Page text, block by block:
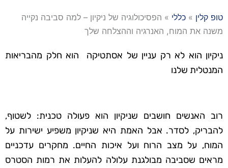
טופ קלין » כללי » הפסיכולוגיה של ניקיון – למה סביבה נקייה
משנה את המוח, האנרגיה וההצלחה שלך
ניקיון הוא לא רק עניין של אסתטיקה הוא חלק מהבריאות
המנטלית שלנו
רוב האנשים חושבים שניקיון הוא פעולה טכנית: לשטוף,
להבריק, לסדר. אבל האמת היא שניקיון משפיע ישירות על
המוח, על מצב הרוח ועל איכות החיים. מחקרים עדכניים
מראים שסביבה מבולגנת עלולה להעלות את רמות הסטרס